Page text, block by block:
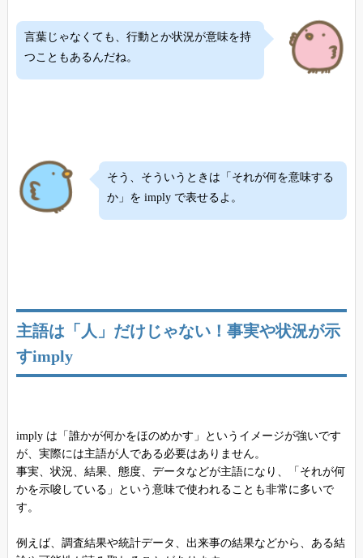
言葉じゃなくても、行動とか状況が意味を持
つこともあるんだね。
そう、そういうときは「それが何を意味する
か」を imply で表せるよ。
主語は「人」だけじゃない！事実や状況が示
すimply
imply は「誰かが何かをほのめかす」というイメージが強いです
が、実際には主語が人である必要はありません。
事実、状況、結果、態度、データなどが主語になり、「それが何
かを示唆している」という意味で使われることも非常に多いで
す。
例えば、調査結果や統計データ、出来事の結果などから、ある結